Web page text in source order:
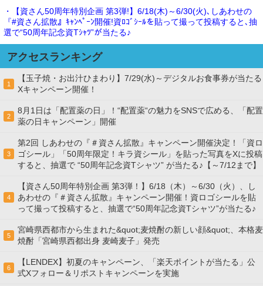
・【資さん50周年特別企画 第3弾!】6/18(木)～6/30(火)､しあわせの
『#資さん拡散』ｷｬﾝﾍﾟｰﾝ開催!資ﾛｺﾞｼｰﾙを貼って撮って投稿すると､抽
選で“50周年記念資Tｼｬﾂ”が当たる♪
アクセスランキング
1
【玉子焼・お出汁ひまわり】7/29(水)～デジタルお食事券が当たる
Xキャンペーン開催！
2
8月1日は「配置薬の日」！“配置薬“の魅力をSNSで広める、「配置
薬の日キャンペーン」開催
3
第2回 しあわせの『＃資さん拡散』キャンペーン開催決定！「資ロ
ゴシール」「50周年限定！キラ資シール」を貼った写真をXに投稿
すると、抽選で “50周年記念資Tシャツ” が当たる♪【～7/12まで】
4
【資さん50周年特別企画 第3弾！】6/18（木）～6/30（火）、し
あわせの『＃資さん拡散』キャンペーン開催！資ロゴシールを貼
って撮って投稿すると、抽選で“50周年記念資Tシャツ”が当たる♪
5
宮崎県西都市から生まれた&quot;麦焼酎の新しい顔&quot;、本格麦
焼酎「宮崎県西都出身 麦崎麦子」発売
6
【LENDEX】初夏のキャンペーン、「楽天ポイントが当たる」公
式Xフォロー＆リポストキャンペーンを実施